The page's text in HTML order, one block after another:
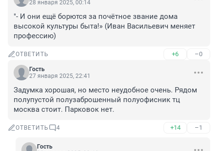
28 января 2025, 00:14
"- И они ещё борются за почётное звание дома
высокой культуры быта!» (Иван Васильевич меняет
профессию)
ОТВЕТИТЬ +6 –0
Гость
27 января 2025, 22:41
Задумка хорошая, но место неудобное очень. Рядом
полупустой полузаброшенный полуофисник тц
москва стоит. Парковок нет.
ОТВЕТИТЬ 4 +14 –1
Гость